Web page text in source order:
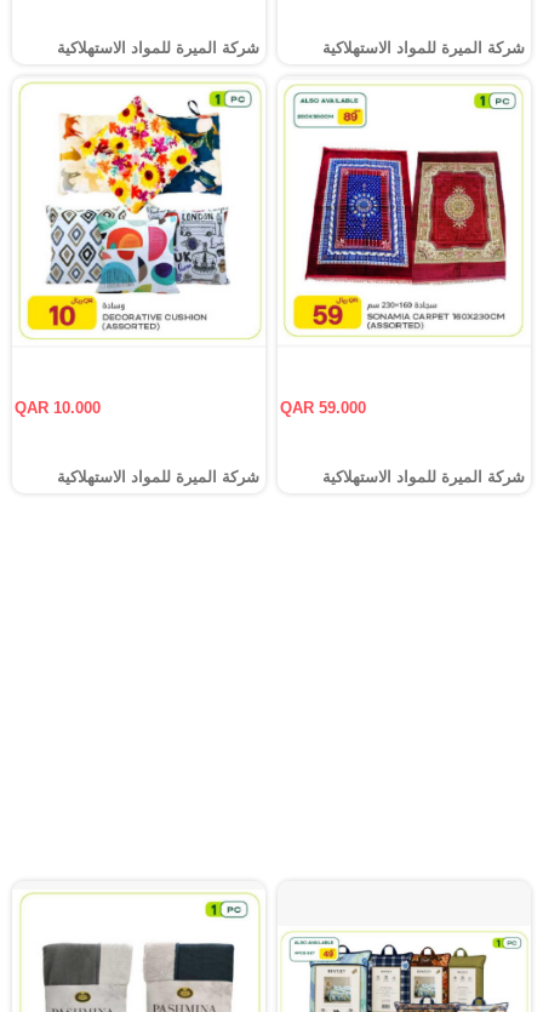
شركة الميرة للمواد الاستهلاكية شركة الميرة للمواد الاستهلاكية
QAR 59.000
شركة الميرة للمواد الاستهلاكية
QAR 10.000
شركة الميرة للمواد الاستهلاكية